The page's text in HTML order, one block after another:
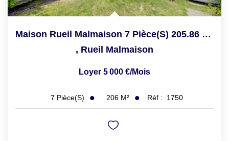
Maison Rueil Malmaison 7 Pièce(s) 205.86 M2
, Rueil Malmaison
Loyer 5 000 €/mois
7 Pièce(s) 206 M² Réf : 1750